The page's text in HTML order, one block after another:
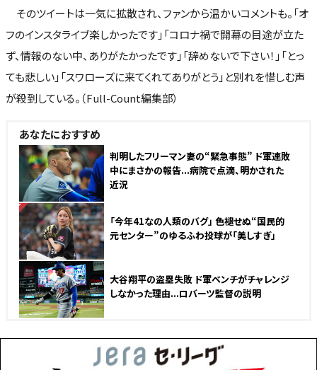
そのツイートは一気に拡散され、ファンから温かいコメントも。「オ
フのインスタライブ楽しかったです」「コロナ禍で開幕の目途が立た
ず、情報のない中、ありがたかったです」「辞めないで下さい！」「とっ
ても悲しい」「スワローズに来てくれてありがとう」と別れを惜しむ声
が殺到している。（Full-Count編集部）
あなたにおすすめ
判明したフリーマン妻の“緊急事態” ド軍連敗
中にまさかの報告...病院で点滴、明かされた
近況
NEW
「今年41なの人類のバグ」 色褪せぬ“国民的
元センター”のゆるふわ投球が「美しすぎ」
大谷翔平の盗塁失敗 ド軍ベンチがチャレンジ
しなかった理由...ロバーツ監督の説明